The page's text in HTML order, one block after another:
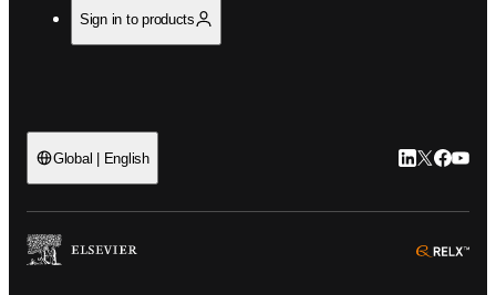
Sign in to products
Global | English LinkedIn 新
Twitter 新